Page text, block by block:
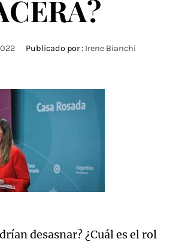
Publicado por : Irene Bianchi
desasnar? ¿Cuál es el rol